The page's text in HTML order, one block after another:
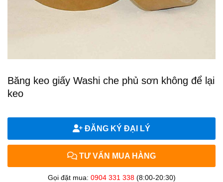
Băng keo giấy Washi che phủ sơn không để lại
keo
ĐĂNG KÝ ĐẠI LÝ
TƯ VẤN MUA HÀNG
Gọi đặt mua: 0904 331 338(8:00-20:30)